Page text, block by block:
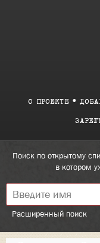
О ПРОЕКТЕ
Поиск по открытому
в котором
Расширенный поиск